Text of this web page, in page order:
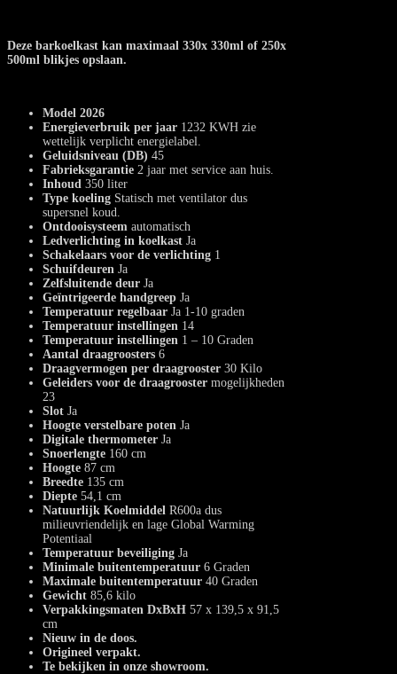
Deze barkoelkast kan maximaal 330x 330ml of 250x
500ml blikjes opslaan.
Model 2026
Energieverbruik per jaar 1232 KWH zie
wettelijk verplicht energielabel.
Geluidsniveau (DB) 45
Fabrieksgarantie 2 jaar met service aan huis.
Inhoud 350 liter
Type koeling Statisch met ventilator dus
supersnel koud.
Ontdooisysteem automatisch
Ledverlichting in koelkast Ja
Schakelaars voor de verlichting 1
Schuifdeuren Ja
Zelfsluitende deur Ja
Geïntrigeerde handgreep Ja
Temperatuur regelbaar Ja 1-10 graden
Temperatuur instellingen 14
Temperatuur instellingen 1 – 10 Graden
Aantal draagroosters 6
Draagvermogen per draagrooster 30 Kilo
Geleiders voor de draagrooster mogelijkheden
23
Slot Ja
Hoogte verstelbare poten Ja
Digitale thermometer Ja
Snoerlengte 160 cm
Hoogte 87 cm
Breedte 135 cm
Diepte 54,1 cm
Natuurlijk Koelmiddel R600a dus
milieuvriendelijk en lage Global Warming
Potentiaal
Temperatuur beveiliging Ja
Minimale buitentemperatuur 6 Graden
Maximale buitentemperatuur 40 Graden
Gewicht 85,6 kilo
Verpakkingsmaten DxBxH 57 x 139,5 x 91,5
cm
Nieuw in de doos.
Origineel verpakt.
Te bekijken in onze showroom.